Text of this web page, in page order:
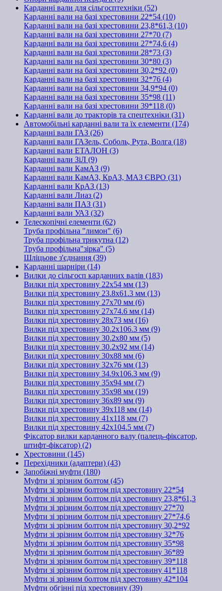
Карданні вали для сільгосптехніки (52)
Карданні вали на базі хрестовини 22*54 (10)
Карданні вали на базі хрестовини 23,8*61,3 (10)
Карданні вали на базі хрестовини 27*70 (7)
Карданні вали на базі хрестовини 27*74,6 (4)
Карданні вали на базі хрестовини 28*73 (3)
Карданні вали на базі хрестовини 30*80 (3)
Карданні вали на базі хрестовини 30,2*92 (0)
Карданні вали на базі хрестовини 32*76 (4)
Карданні вали на базі хрестовини 34,9*94 (0)
Карданні вали на базі хрестовини 35*98 (11)
Карданні вали на базі хрестовини 39*118 (0)
Карданні вали до тракторів та спецтехніки (31)
Автомобільні карданні вали та їх елементи (174)
Карданні вали ГАЗ (26)
Карданні вали ГАЗель, Соболь, Рута, Волга (18)
Карданні вали ЕТАЛОН (3)
Карданні вали ЗіЛ (9)
Карданні вали КамАЗ (9)
Карданні вали КамАЗ, КрАЗ, МАЗ ЄВРО (31)
Карданні вали КрАЗ (13)
Карданні вали Лиаз (2)
Карданні вали ПАЗ (31)
Карданні вали УАЗ (32)
Телескопічні елементи (62)
Труба профільна "лимон" (6)
Труба профільна трикутна (12)
Труба профільна"зірка" (5)
Шліцьове з'єднання (39)
Карданні шарніри (14)
Вилки до сільгосп карданних валів (183)
Вилки під хрестовину 22х54 мм (13)
Вилки під хрестовину 23.8х61.3 мм (13)
Вилки під хрестовину 27х70 мм (6)
Вилки під хрестовину 27х74.6 мм (14)
Вилки під хрестовину 28х73 мм (16)
Вилки під хрестовину 30.2х106.3 мм (9)
Вилки під хрестовину 30.2х80 мм (5)
Вилки під хрестовину 30.2х92 мм (14)
Вилки під хрестовину 30х88 мм (6)
Вилки під хрестовину 32х76 мм (13)
Вилки під хрестовину 34.9х106.3 мм (9)
Вилки під хрестовину 35х94 мм (7)
Вилки під хрестовину 35х98 мм (19)
Вилки під хрестовину 36х89 мм (9)
Вилки під хрестовину 39х118 мм (14)
Вилки під хрестовину 41х118 мм (7)
Вилки під хрестовину 42х104.5 мм (7)
Фіксатор вилки карданного валу (палець-фіксатор,
штифт-фіксатор) (2)
Хрестовини (145)
Перехідники (адаптери) (43)
Запобіжні муфти (180)
Муфти зі зрізним болтом (45)
Муфти зі зрізним болтом під хрестовину 22*54
Муфти зі зрізним болтом під хрестовину 23,8*61,3
Муфти зі зрізним болтом під хрестовину 27*70
Муфти зі зрізним болтом під хрестовину 27*74,6
Муфти зі зрізним болтом під хрестовину 30,2*92
Муфти зі зрізним болтом під хрестовину 32*76
Муфти зі зрізним болтом під хрестовину 35*98
Муфти зі зрізним болтом під хрестовину 36*89
Муфти зі зрізним болтом під хрестовину 39*118
Муфти зі зрізним болтом під хрестовину 41*118
Муфти зі зрізним болтом під хрестовину 42*104
Муфти обгінні під хрестовину (39)